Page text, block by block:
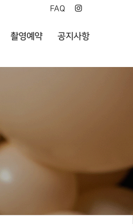
FAQ
촬영예약 공지사항